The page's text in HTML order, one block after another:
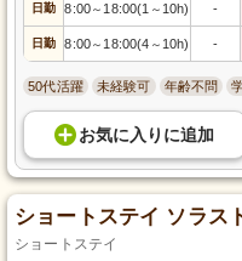
日勤 8:00～ 18:00(1 ～ 10h) -
日勤 8:00～ 18:00(4 ～ 10h) -
50代活躍 未経験可 年齢不問
お気に入り に追加
ショートステイ ソラス
ショートステイ